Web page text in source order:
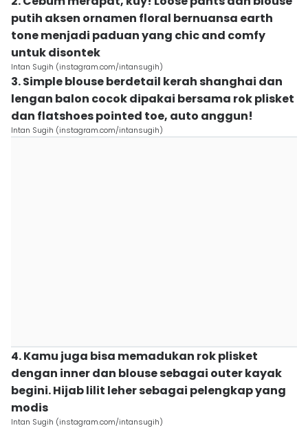
putih aksen ornamen floral bernuansa earth
tone menjadi paduan yang chic and comfy
untuk disontek
Intan Sugih (instagram.com/intansugih)
3. Simple blouse berdetail kerah shanghai dan
lengan balon cocok dipakai bersama rok plisket
dan flatshoes pointed toe, auto anggun!
Intan Sugih (instagram.com/intansugih)
4. Kamu juga bisa memadukan rok plisket
dengan inner dan blouse sebagai outer kayak
begini. Hijab lilit leher sebagai pelengkap yang
modis
Intan Sugih (instagram.com/intansugih)